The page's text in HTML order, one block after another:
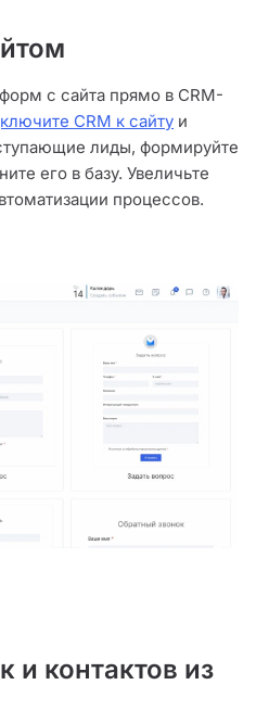
с сайта прямо в CRM-
CRM к сайту и
лиды, формируйте
его в базу. Увеличьте
процессов.
и контактов из